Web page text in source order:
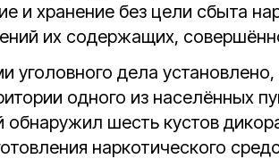
и хранение без цели сбыта
их содержащих,
уголовного дела
одного из населённых
шесть кустов
наркотического